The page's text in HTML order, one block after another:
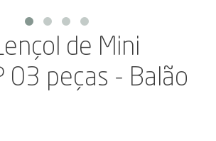
de Mini
03 peças - Balão